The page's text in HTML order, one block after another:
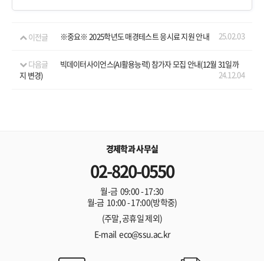
이전글 ※중요※ 2025학년도 매경테스트 응시료 지원 안내 25.02.03
다음글
빅데이터사이언스(AI활용능력) 참가자 모집 안내(12월 31일까
지 변경)
24.12.04
경제학과 사무실
02-820-0550
월-금 09:00 - 17:30
월-금 10:00 - 17:00(방학중)
(주말, 공휴일 제외)
E-mail eco@ssu.ac.kr